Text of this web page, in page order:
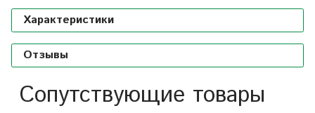
Характеристики
Отзывы
Сопутствующие товары